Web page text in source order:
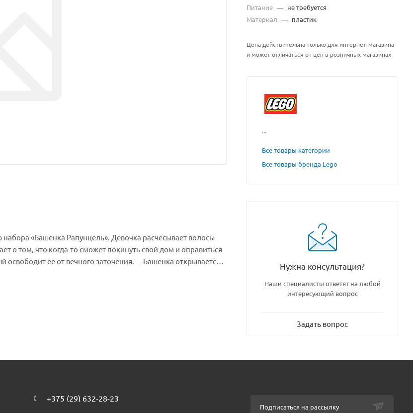
«Башенка Рапунцель». Девочка расчесывает волосы
о том, что когда-то сможет покинуть свой дом и оправиться
освободит ее от вечного заточения.— Башенка открывается,
материалов.В комплекте: фигурка Рапунцель, расческа
Питание — не требуется
Материал — пластик
Цена действительна только для интернет-магазина
и может отличаться от цен в розничных магазинах
...
Все товары категории
Все товары бренда Lego
Нужна консультация?
Наши специалисты ответят на любой
интересующий вопрос
Задать вопрос
+375 (29) 632-28-23
Подписаться на рассылку